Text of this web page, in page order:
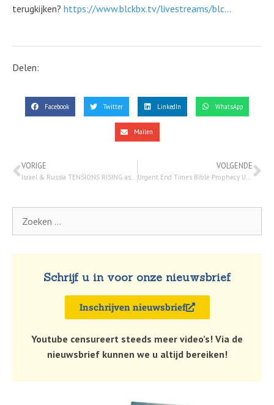
terugkijken? https://www.blckbx.tv/livestreams/blc...
Delen:
Facebook Twitter LinkedIn WhatsApp
Mailen
VORIGE
Israel & Russia TENSIONS RISING as Putin Targets Jewish Organizations | Watchman Newscast – 26 juli 2022
VOLGENDE
Urgent End Times Bible Prophecy Update – July 27, 2022 – Brother Chad
Schrijf u in voor onze nieuwsbrief
Inschrijven nieuwsbrief
Youtube censureert steeds meer video’s! Via de
nieuwsbrief kunnen we u altijd bereiken!